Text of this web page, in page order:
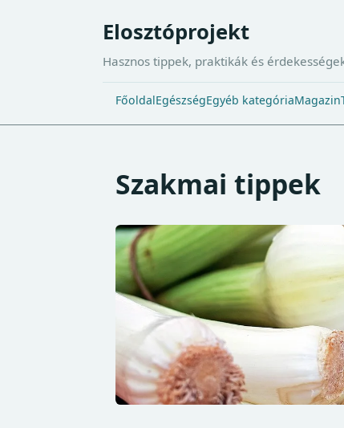
Elosztóprojekt
Hasznos tippek, praktikák és
FőoldalEgészségEgyéb kategóriaMagazin
Szakmai tippek